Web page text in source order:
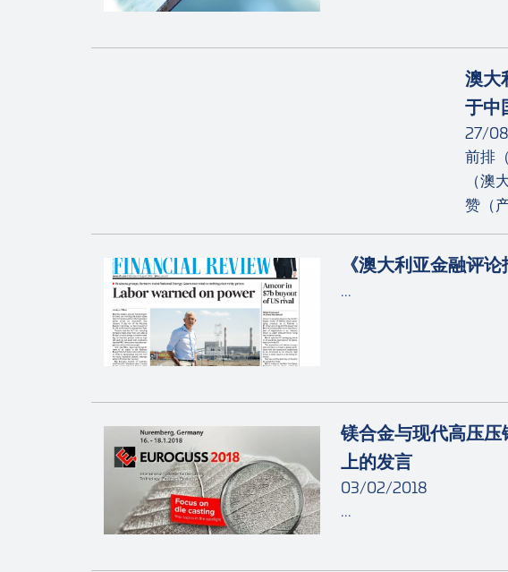
澳大
于中
27/
前排
（
赞
《澳大利亚金融评
...
镁合金与现代高压
上的发言
03/02/2018
...